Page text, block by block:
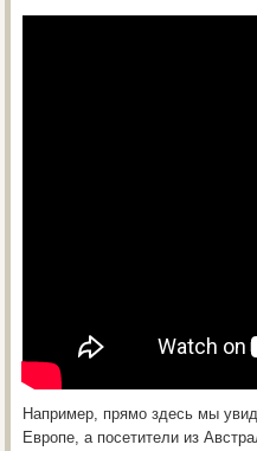
Например, прямо здесь мы
Европе, а посетители из